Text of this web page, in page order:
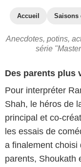
Accueil Saisons
Anecdotes, potins,
série
Des parents plus
Pour interpréter
Shah, le héros de
principal et co-
les essais de
a finalement
parents, Shoukath